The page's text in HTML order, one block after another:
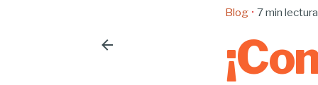
Blog 7 min lectura